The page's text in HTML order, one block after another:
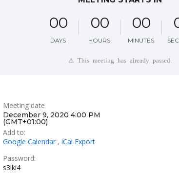
DAYS
00
HOURS
00
MINUTES
00
⚠ This meeting has already passed.
Meeting date
December 9, 2020 4:00 PM
(GMT+01:00)
Add to:
Google Calendar , iCal Export
Password:
s3lki4